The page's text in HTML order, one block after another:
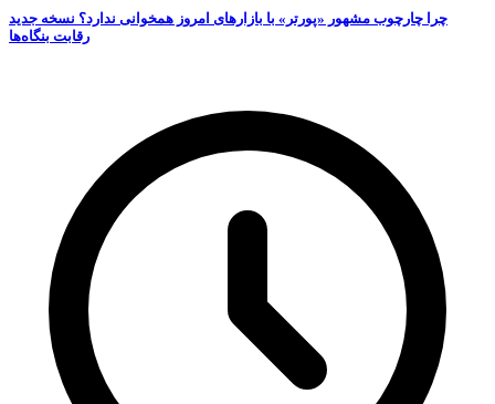
چرا چارچوب مشهور «پورتر» با بازارهای امروز همخوانی ندارد؟ نسخه جدید
رقابت‌ بنگاه‌ها